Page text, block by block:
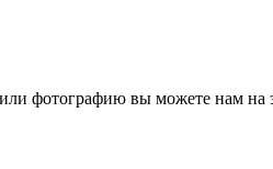
фотографию вы можете нам на